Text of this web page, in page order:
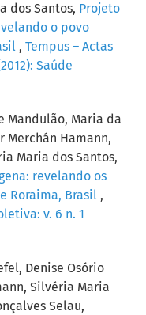
dos Santos, Projeto
o povo
, Tempus – Actas
Saúde
Mandulão, Maria da
Merchán Hamann,
Maria dos Santos,
revelando os
Roraima, Brasil ,
v. 6 n. 1
Denise Osório
Silvéria Maria
Selau,